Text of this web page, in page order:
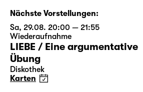
Nächste Vorstellungen:
Sa, 29.08. 20:00 — 21:55
Wiederaufnahme
LIEBE / Eine argumentative
Übung
Diskothek
Karten